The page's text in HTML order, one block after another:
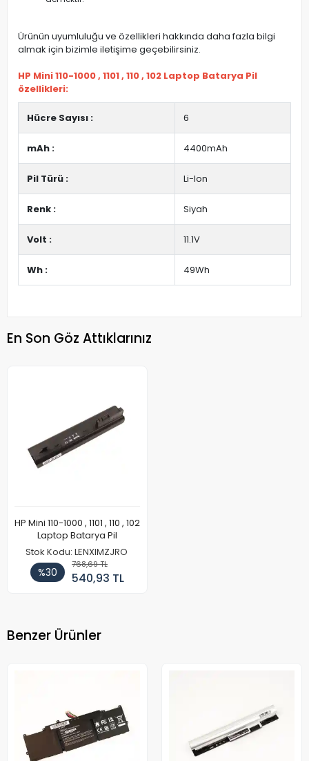
Ürünün uyumluluğu ve özellikleri hakkında daha fazla bilgi
almak için bizimle iletişime geçebilirsiniz.
HP Mini 110-1000 , 1101 , 110 , 102 Laptop Batarya Pil
özellikleri:
Hücre Sayısı : 6
mAh : 4400mAh
Pil Türü : Li-Ion
Renk : Siyah
Volt : 11.1V
Wh : 49Wh
En Son Göz Attıklarınız
HP Mini 110-1000 , 1101 , 110 , 102
Laptop Batarya Pil
Stok Kodu: LENXIMZJRO
%30
768,69 TL
540,93 TL
Benzer Ürünler